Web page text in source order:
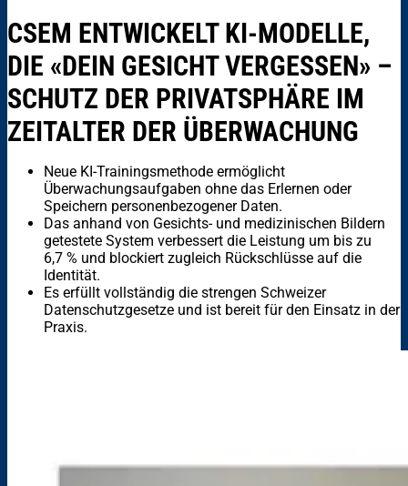
CSEM ENTWICKELT KI-MODELLE,
DIE «DEIN GESICHT VERGESSEN» –
SCHUTZ DER PRIVATSPHÄRE IM
ZEITALTER DER ÜBERWACHUNG
Neue KI-Trainingsmethode ermöglicht
Überwachungsaufgaben ohne das Erlernen oder
Speichern personenbezogener Daten.
Das anhand von Gesichts- und medizinischen Bildern
getestete System verbessert die Leistung um bis zu
6,7 % und blockiert zugleich Rückschlüsse auf die
Identität.
Es erfüllt vollständig die strengen Schweizer
Datenschutzgesetze und ist bereit für den Einsatz in der
Praxis.